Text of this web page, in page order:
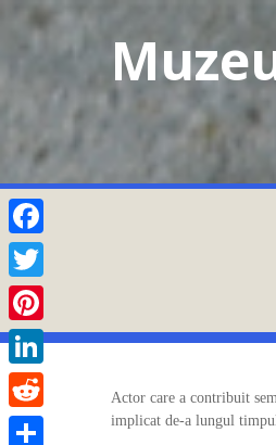
Actor care a contribuit
implicat de-a lungul
Facebook
Twitter
Pinterest
LinkedIn
Reddit